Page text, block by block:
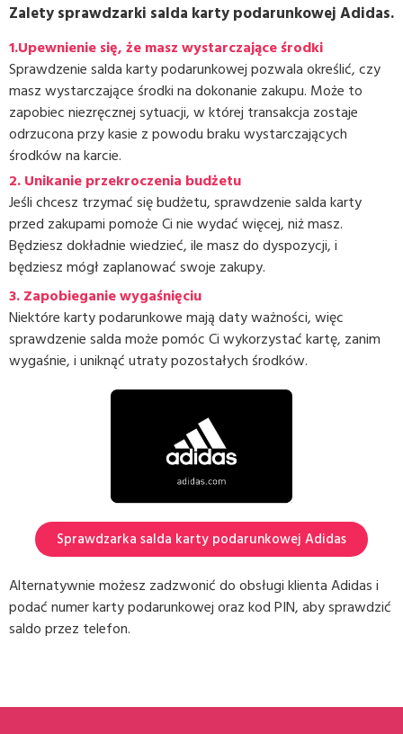
Zalety sprawdzarki salda karty podarunkowej Adidas.
1.Upewnienie się, że masz wystarczające środki
Sprawdzenie salda karty podarunkowej pozwala określić, czy
masz wystarczające środki na dokonanie zakupu. Może to
zapobiec niezręcznej sytuacji, w której transakcja zostaje
odrzucona przy kasie z powodu braku wystarczających
środków na karcie.
2. Unikanie przekroczenia budżetu
Jeśli chcesz trzymać się budżetu, sprawdzenie salda karty
przed zakupami pomoże Ci nie wydać więcej, niż masz.
Będziesz dokładnie wiedzieć, ile masz do dyspozycji, i
będziesz mógł zaplanować swoje zakupy.
3.Zapobieganie wygaśnięciu
Niektóre karty podarunkowe mają daty ważności, więc
sprawdzenie salda może pomóc Ci wykorzystać kartę, zanim
wygaśnie, i uniknąć utraty pozostałych środków.
Sprawdzarka salda karty podarunkowej Adidas
Alternatywnie możesz zadzwonić do obsługi klienta Adidas i
podać numer karty podarunkowej oraz kod PIN, aby sprawdzić
saldo przez telefon.